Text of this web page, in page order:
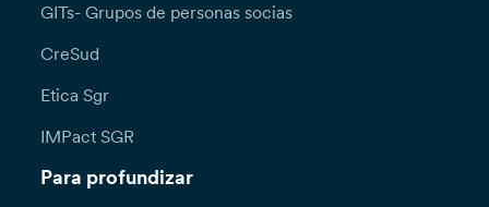
GITs- Grupos de personas socias
CreSud
Etica Sgr
IMPact SGR
Para profundizar